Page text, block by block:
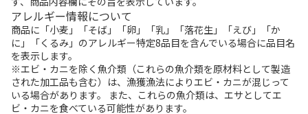
アレルギー情報について
商品に「小麦」「そば」「卵」「乳」「落花生」「えび」「か
に」「くるみ」のアレルギー特定8品目を含んでいる場合に品目名
を表示します。
※エビ・カニを除く魚介類（これらの魚介類を原材料として製造
された加工品も含む）は、漁獲漁法によりエビ・カニが混じって
いる場合があります。 また、これらの魚介類は、エサとしてエ
ビ・カニを食べている可能性があります。